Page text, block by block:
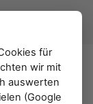
für
wir mit
auswerten
(Google